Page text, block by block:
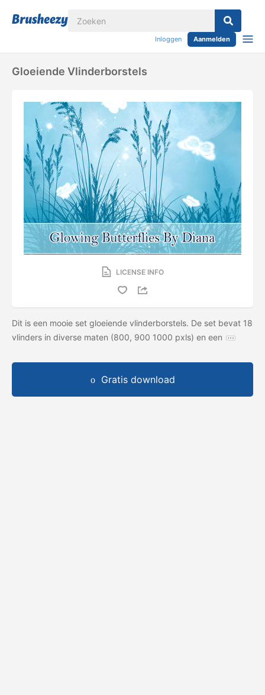
Inloggen Aanmelden
Gloeiende Vlinderborstels
LICENSE INFO
Dit is een mooie set gloeiende vlinderborstels. De set bevat 18
vlinders in diverse maten (800, 900 1000 pxls) en een
Gratis download